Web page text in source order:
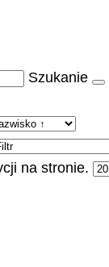
Szukanie
na stronie.